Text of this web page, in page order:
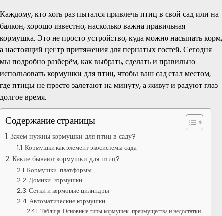
Каждому, кто хоть раз пытался привлечь птиц в свой сад или на
балкон, хорошо известно, насколько важна правильная
кормушка. Это не просто устройство, куда можно насыпать корм,
а настоящий центр притяжения для пернатых гостей. Сегодня
мы подробно разберём, как выбрать, сделать и правильно
использовать кормушки для птиц, чтобы ваш сад стал местом,
где птицы не просто залетают на минуту, а живут и радуют глаз
долгое время.
Содержание страницы
Зачем нужны кормушки для птиц в саду?
Кормушки как элемент экосистемы сада
Какие бывают кормушки для птиц?
Кормушки-платформы
Домики-кормушки
Сетки и кормовые цилиндры
Автоматические кормушки
Таблица. Основные типы кормушек: преимущества и недостатки